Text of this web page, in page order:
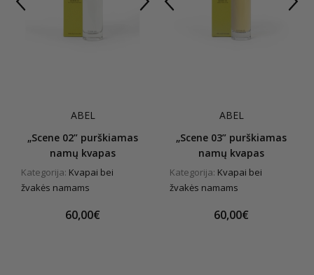
ABEL
„Scene 02” purškiamas
namų kvapas
Kategorija: Kvapai bei
žvakės namams
60,00€
ABEL
„Scene 03” purškiamas
namų kvapas
Kategorija: Kvapai bei
žvakės namams
60,00€